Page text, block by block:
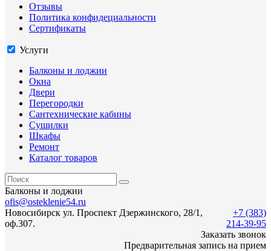
Отзывы
Политика конфидециальности
Сертификаты
Услуги
Балконы и лоджии
Окна
Двери
Перегородки
Сантехнические кабины
Сушилки
Шкафы
Ремонт
Каталог товаров
Балконы и лоджии
ofis@osteklenie54.ru
Новосибирск ул. Проспект Дзержинского, 28/1 ,
оф.307.
+7 (383)
214-39-95
Заказать звонок
Предварительная запись на прием